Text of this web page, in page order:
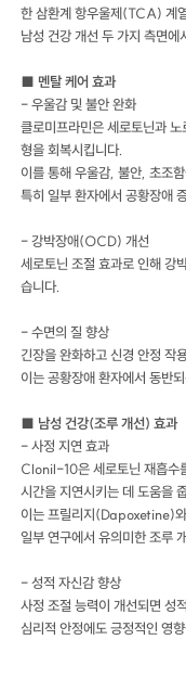
한 삼환계 항우울제(TCA) 계
남성 건강 개선 두 가지 측면에
■ 멘탈 케어 효과
- 우울감 및 불안 완화
클로미프라민은 세로토닌과
형을 회복시킵니다.
이를 통해 우울감, 불안, 초조
특히 일부 환자에서 공황장애
- 강박장애(OCD) 개선
세로토닌 조절 효과로 인해 강
습니다.
- 수면의 질 향상
긴장을 완화하고 신경 안정 작
이는 공황장애 환자에서 동반
■ 남성 건강(조루 개선) 효과
- 사정 지연 효과
Clonil-10은 세로토닌 재흡수
시간을 지연시키는 데 도움을
이는 프릴리지(Dapoxetine)와
일부 연구에서 유의미한 조루
- 성적 자신감 향상
사정 조절 능력이 개선되면 성
심리적 안정에도 긍정적인 영